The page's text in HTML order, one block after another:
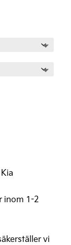
inom 1-2
vi